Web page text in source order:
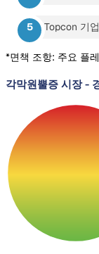
Topcon 기업
*면책 조항: 주요 플
각막원뿔증 시장-